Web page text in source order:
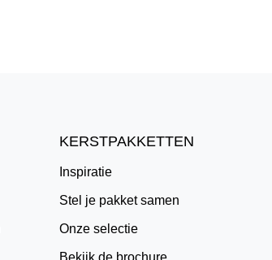
KERSTPAKKETTEN
Inspiratie
Stel je pakket samen
Onze selectie
Bekijk de brochure